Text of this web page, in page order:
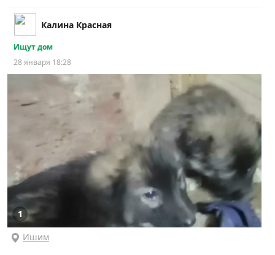
Калина Красная
Ищут дом
28 января 18:28
1
Ишим